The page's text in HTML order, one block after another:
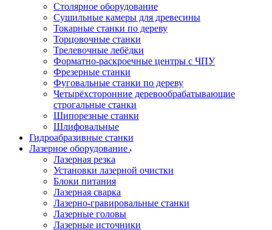
Столярное оборудование
Сушильные камеры для древесины
Токарные станки по дереву
Торцовочные станки
Трелевочные лебёдки
Форматно-раскроечные центры с ЧПУ
Фрезерные станки
Фуговальные станки по дереву
Четырёхсторонние деревообрабатывающие
строгальные станки
Шипорезные станки
Шлифовальные
Гидроабразивные станки
Лазерное оборудование
Лазерная резка
Установки лазерной очистки
Блоки питания
Лазерная сварка
Лазерно-гравировальные станки
Лазерные головы
Лазерные источники